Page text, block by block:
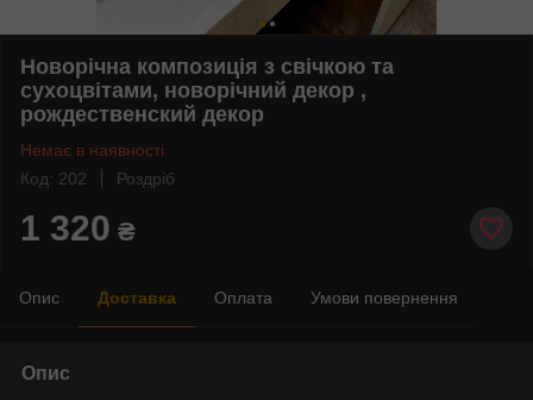
Новорічна композиція з свічкою та
сухоцвітами, новорічний декор ,
рождественский декор
Немає в наявності
Код: 202
Роздріб
1 320 ₴
Опис Доставка Оплата Умови повернення
Опис